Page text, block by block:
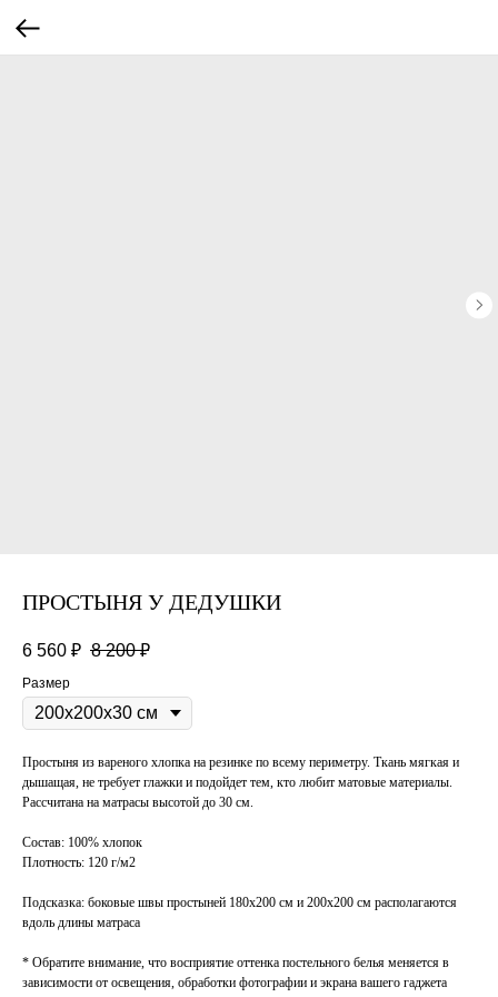
ПРОСТЫНЯ У ДЕДУШКИ
6 560 ₽ 8 200 ₽
Размер
Простыня из вареного хлопка на резинке по всему периметру. Ткань мягкая и
дышащая, не требует глажки и подойдет тем, кто любит матовые материалы.
Рассчитана на матрасы высотой до 30 см.
Состав: 100% хлопок
Плотность: 120 г/м2
Подсказка: боковые швы простыней 180х200 см и 200х200 см располагаются
вдоль длины матраса
* Обратите внимание, что восприятие оттенка постельного белья меняется в
зависимости от освещения, обработки фотографии и экрана вашего гаджета